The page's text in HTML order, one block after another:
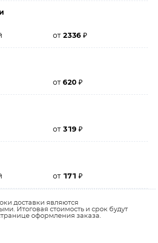
от 2336 ₽
от 620 ₽
от 319 ₽
от 171 ₽
доставки являются
Итоговая стоимость и срок будут
оформления заказа.